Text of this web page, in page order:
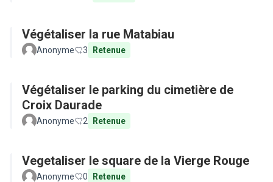
Végétaliser la rue Matabiau
Anonyme 3 Retenue
Végétaliser le parking du cimetière de
Croix Daurade
Anonyme 2 Retenue
Vegetaliser le square de la Vierge Rouge
Anonyme 0 Retenue